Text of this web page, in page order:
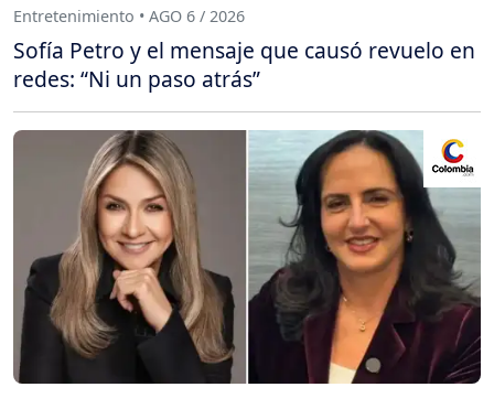
Entretenimiento • AGO 6 / 2026
Sofía Petro y el mensaje que causó revuelo en
redes: “Ni un paso atrás”